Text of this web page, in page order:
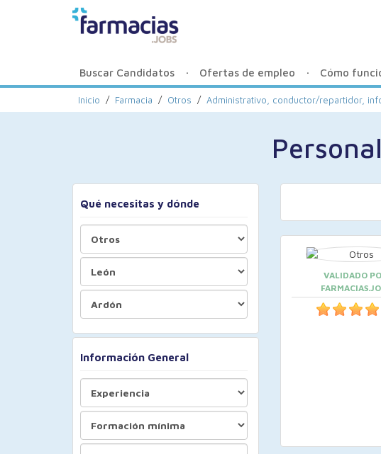
Buscar Candidatos Ofertas de empleo Cómo
Inicio / Farmacia / Otros / Administrativo, conductor/repartidor,
Qué necesitas y dónde
Información General
VALIDADO